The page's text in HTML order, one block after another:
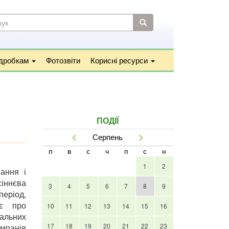
Фотозвіти Корисні ресурси
і
про
ПОДІЇ
ПоперСерпень
п в с ч п с н
1 2
3 4 5 6 7 8 9
10 11 12 13 14 15 16
17 18 19 20 21 22 23